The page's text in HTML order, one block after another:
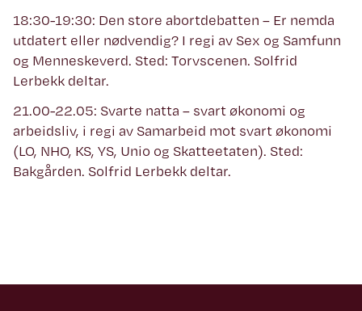
18:30-19:30: Den store abortdebatten – Er nemda
utdatert eller nødvendig? I regi av Sex og Samfunn
og Menneskeverd. Sted: Torvscenen. Solfrid
Lerbekk deltar.
21.00-22.05: Svarte natta – svart økonomi og
arbeidsliv, i regi av Samarbeid mot svart økonomi
(LO, NHO, KS, YS, Unio og Skatteetaten). Sted:
Bakgården. Solfrid Lerbekk deltar.